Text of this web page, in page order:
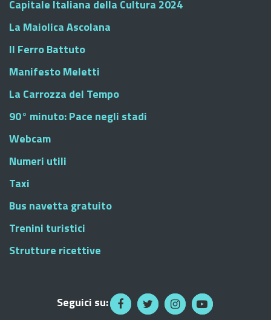
Capitale Italiana della Cultura 2024
La Maiolica Ascolana
Il Ferro Battuto
Manifesto Meletti
La Carrozza del Tempo
90° minuto: Pace negli stadi
Webcam
Numeri utili
Taxi
Bus navetta gratuito
Trenini turistici
Strutture ricettive
Seguici su: